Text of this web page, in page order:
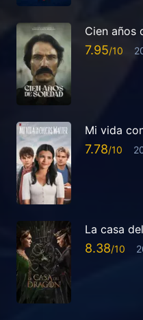
Cien años
7.95
Mi vida
7.78
La casa
8.38